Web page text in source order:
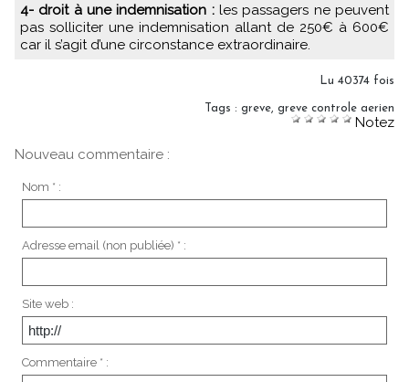
4- droit à une indemnisation :les passagers ne peuvent
pas solliciter une indemnisation allant de 250€ à 600€
car il s’agit d’une circonstance extraordinaire.
Lu 40374 fois
Tags : greve, greve controle aerien
Notez
Nouveau commentaire :
Nom * :
Adresse email (non publiée) * :
Site web :
Commentaire * :